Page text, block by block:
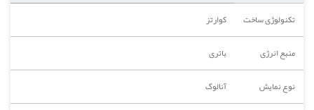
تکنولوژی ساخت
کوارتز
منبع انرژی
باتری
نوع نمایش
آنالوگ